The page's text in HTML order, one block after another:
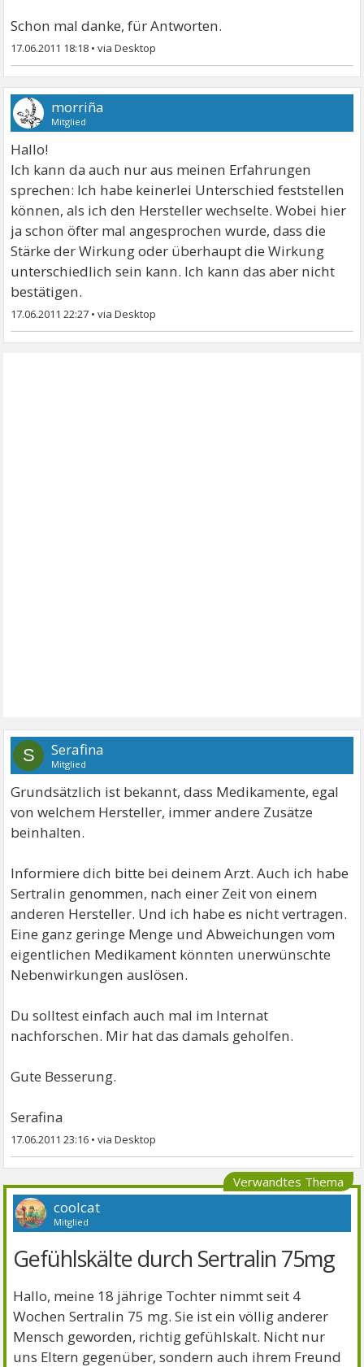
Schon mal danke, für Antworten.
17.06.2011 18:18 •
morriña
Mitglied
Hallo!
Ich kann da auch nur aus meinen Erfahrungen
sprechen: Ich habe keinerlei Unterschied feststellen
können, als ich den Hersteller wechselte. Wobei hier
ja schon öfter mal angesprochen wurde, dass die
Stärke der Wirkung oder überhaupt die Wirkung
unterschiedlich sein kann. Ich kann das aber nicht
bestätigen.
17.06.2011 22:27 •
S Serafina
Mitglied
Grundsätzlich ist bekannt, dass Medikamente, egal
von welchem Hersteller, immer andere Zusätze
beinhalten.
Informiere dich bitte bei deinem Arzt. Auch ich habe
Sertralin genommen, nach einer Zeit von einem
anderen Hersteller. Und ich habe es nicht vertragen.
Eine ganz geringe Menge und Abweichungen vom
eigentlichen Medikament könnten unerwünschte
Nebenwirkungen auslösen.
Du solltest einfach auch mal im Internat
nachforschen. Mir hat das damals geholfen.
Gute Besserung.
Serafina
17.06.2011 23:16 •
Verwandtes Thema
coolcat
Mitglied
Gefühlskälte durch Sertralin 75mg
Hallo, meine 18 jährige Tochter nimmt seit 4
Wochen Sertralin 75 mg. Sie ist ein völlig anderer
Mensch geworden, richtig gefühlskalt. Nicht nur
uns Eltern gegenüber, sondern auch ihrem Freund